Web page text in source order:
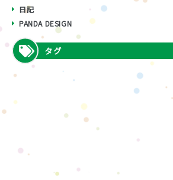
日記
PANDA DESIGN
タグ